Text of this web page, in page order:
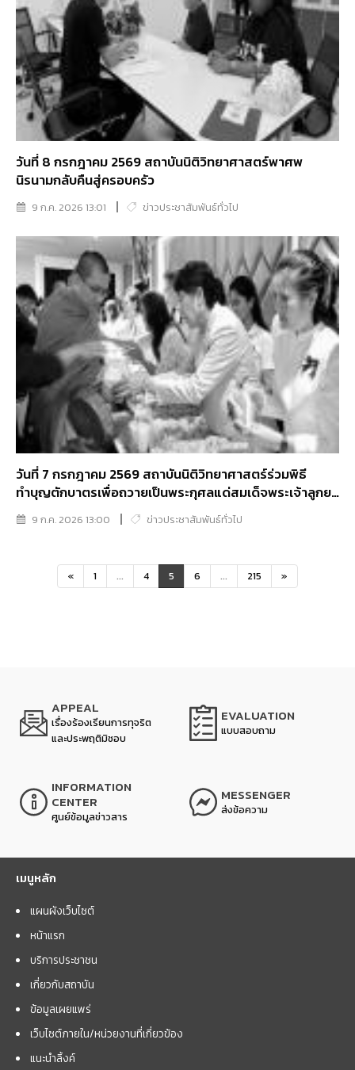
วันที่ 8 กรกฎาคม 2569 สถาบันนิติวิทยาศาสตร์พาศพ
นิรนามกลับคืนสู่ครอบครัว
9 ก.ค. 2026 13:01 ข่าวประชาสัมพันธ์ทั่วไป
วันที่ 7 กรกฎาคม 2569 สถาบันนิติวิทยาศาสตร์ร่วมพิธี
ทำบุญตักบาตรเพื่อถวายเป็นพระกุศลแด่สมเด็จพระเจ้าลูกยา
เธอ เจ้าฟ้าพัชรกิติยาภาฯ
9 ก.ค. 2026 13:00 ข่าวประชาสัมพันธ์ทั่วไป
« 1 ... 4 5 6 ... 215 »
APPEAL
เรื่องร้องเรียนการทุจริต
และประพฤติมิชอบ
EVALUATION
แบบสอบถาม
INFORMATION
CENTER
ศูนย์ข้อมูลข่าวสาร
MESSENGER
ส่งข้อความ
เมนูหลัก
แผนผังเว็บไซต์
หน้าแรก
บริการประชาชน
เกี่ยวกับสถาบัน
ข้อมูลเผยแพร่
เว็บไซต์ภายใน/หน่วยงานที่เกี่ยวข้อง
แนะนำลิ้งค์